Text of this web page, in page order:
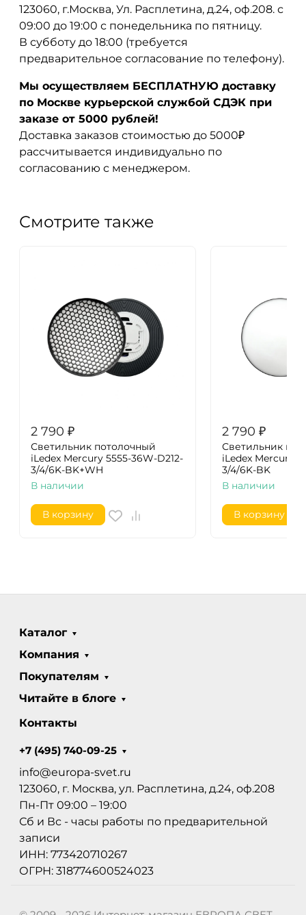
123060, г.Москва, Ул. Расплетина, д.24, оф.208. с
09:00 до 19:00 с понедельника по пятницу.
В субботу до 18:00 (требуется
предварительное согласование по телефону).
Мы осуществляем БЕСПЛАТНУЮ доставку
по Москве курьерской службой СДЭК при
заказе от 5000 рублей!
Доставка заказов стоимостью до 5000₽
рассчитывается индивидуально по
согласованию с менеджером.
Смотрите также
2 790 ₽
Светильник потолочный
iLedex Mercury 5555-36W-D212-
3/4/6K-BK+WH
В наличии
В корзину
2 790 ₽
Светильник
iLedex Mercury
3/4/6K-BK
В наличии
В корзину
Каталог
Компания
Покупателям
Читайте в блоге
Контакты
+7 (495) 740-09-25
info@europa-svet.ru
123060, г. Москва, ул. Расплетина, д.24, оф.208
Пн-Пт 09:00 – 19:00
Сб и Вс - часы работы по предварительной
записи
ИНН: 773420710267
ОГРН: 318774600524023